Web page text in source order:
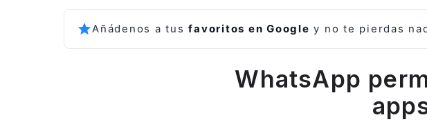
Añádenos a tusfavoritos en Google y no te pierdas
WhatsApp